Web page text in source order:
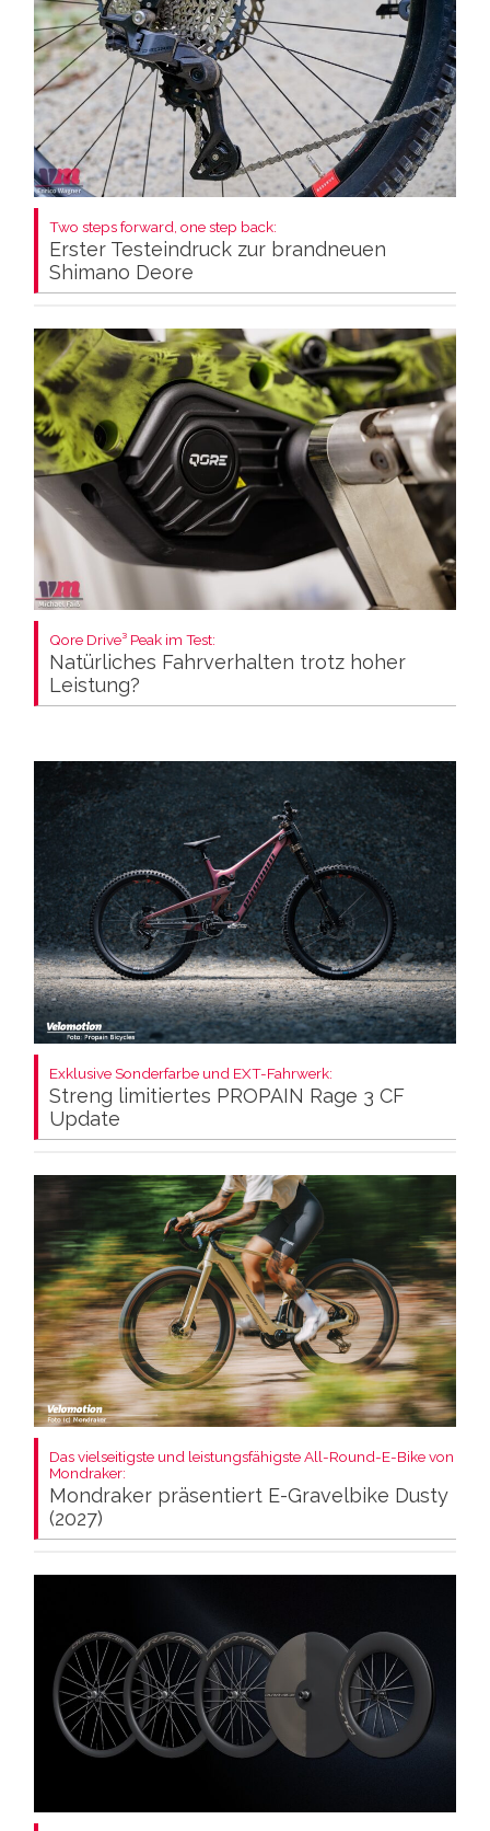
Two steps forward, one step back:
Erster Testeindruck zur brandneuen
Shimano Deore
Qore Drive³ Peak im Test:
Natürliches Fahrverhalten trotz hoher
Leistung?
Exklusive Sonderfarbe und EXT-Fahrwerk:
Streng limitiertes PROPAIN Rage 3 CF
Update
Das vielseitigste und leistungsfähigste All-Round-E-Bike von
Mondraker:
Mondraker präsentiert E-Gravelbike Dusty
(2027)